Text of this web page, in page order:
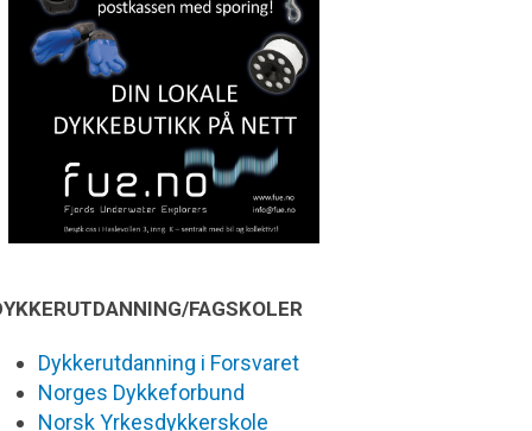
FAGSKOLER
Dykkerutdanning i Forsvaret
Norges Dykkeforbund
Norsk Yrkesdykkerskole